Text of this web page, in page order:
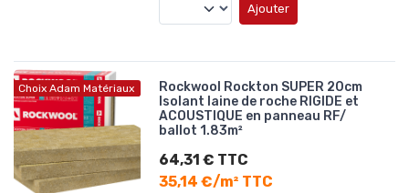
Ajouter
Choix Adam Matériaux
Rockwool Rockton SUPER 20cm
Isolant laine de roche RIGIDE et
ACOUSTIQUE en panneau RF/
ballot 1.83m²
64,31 € TTC
35,14 €/m² TTC